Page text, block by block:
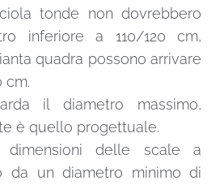
tonde non dovrebbero
inferiore a 110/120 cm,
quadra possono arrivare
cm.
il diametro massimo,
è quello progettuale.
dimensioni delle scale a
da un diametro minimo di